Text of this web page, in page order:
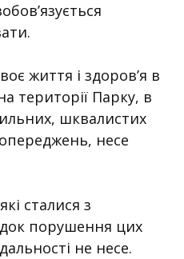
життя і здоров’я в
території Парку, в
шквалистих
несе
сталися з
порушення цих
не несе.